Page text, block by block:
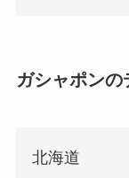
ガシャポンの
北海道